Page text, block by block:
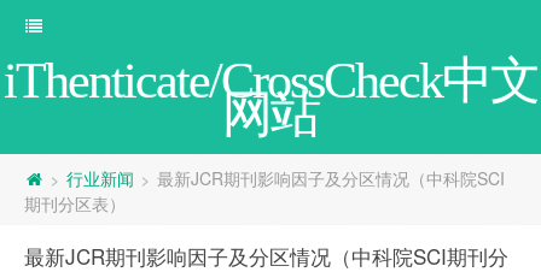
iThenticate/CrossCheck中文
网站
> 行业新闻 > 最新JCR期刊影响因子及分区情况（中科院SCI
期刊分区表）
最新JCR期刊影响因子及分区情况（中科院SCI期刊分